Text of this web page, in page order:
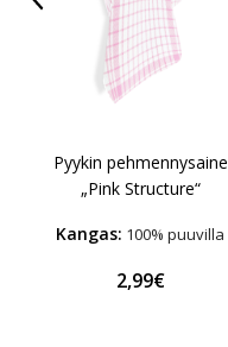
Pyykin pehmennysaine
„Pink Structure“
Kangas: 100% puuvilla
2,99€